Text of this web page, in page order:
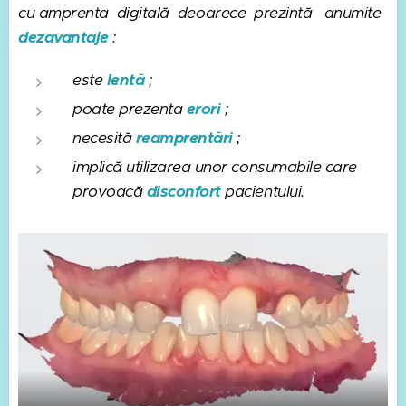
cu amprenta digitală deoarece prezintă anumite
dezavantaje :
estelentă ;
poate prezentaerori ;
necesităreamprentări;
implică utilizarea unor consumabile care
provoacădisconfortpacientului.